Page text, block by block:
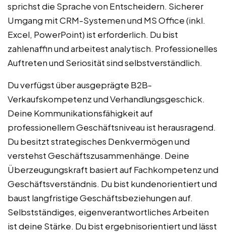
sprichst die Sprache von Entscheidern. Sicherer
Umgang mit CRM-Systemen und MS Office (inkl.
Excel, PowerPoint) ist erforderlich. Du bist
zahlenaffin und arbeitest analytisch. Professionelles
Auftreten und Seriosität sind selbstverständlich.
Du verfügst über ausgeprägte B2B-
Verkaufskompetenz und Verhandlungsgeschick.
Deine Kommunikationsfähigkeit auf
professionellem Geschäftsniveau ist herausragend.
Du besitzt strategisches Denkvermögen und
verstehst Geschäftszusammenhänge. Deine
Überzeugungskraft basiert auf Fachkompetenz und
Geschäftsverständnis. Du bist kundenorientiert und
baust langfristige Geschäftsbeziehungen auf.
Selbstständiges, eigenverantwortliches Arbeiten
ist deine Stärke. Du bist ergebnisorientiert und lässt